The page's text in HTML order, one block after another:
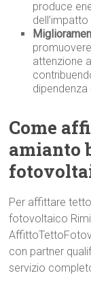
produce
attenzione
Come
amianto
Per affittare
fotovoltaico
con partner
servizio